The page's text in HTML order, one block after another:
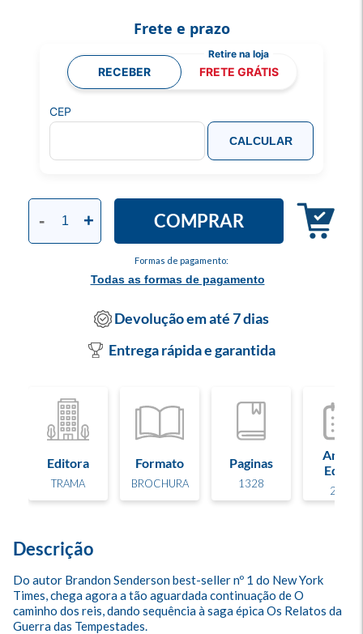
Formas de pagamento:
Todas as formas de pagamento
- + COMPRAR
Frete e prazo
RECEBER FRETE GRÁTIS
CEP
CALCULAR
Devolução em até 7 dias
Entrega rápida e garantida
Editora
TRAMA
Formato
BROCHURA
Paginas
1328
Ano de
Edição
2023
Descrição
Do autor Brandon Senderson best-seller nº 1 do New York
Times, chega agora a tão aguardada continuação de O
caminho dos reis, dando sequência à saga épica Os Relatos da
Guerra das Tempestades.